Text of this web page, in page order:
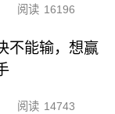
阅读 16196
不能输，想赢
阅读 14743